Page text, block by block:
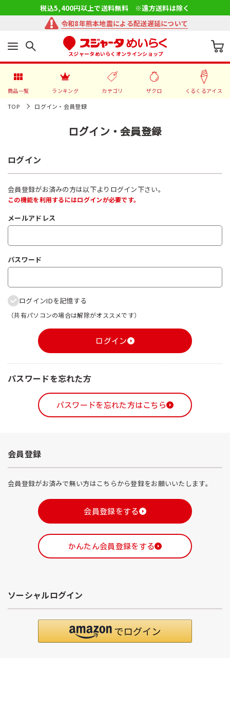
税込5,400円以上で送料無料 ※遠方送料は除く
令和8年熊本地震による配送遅延について
スジャータめいらくオンラインショップ
商品一覧 ランキング カテゴリ ザクロ くるくるアイス
TOP ログイン・会員登録
ログイン・会員登録
ログイン
会員登録がお済みの方は以下よりログイン下さい。
この機能を利用するにはログインが必要です。
メールアドレス
パスワード
ログインIDを記憶する
（共有パソコンの場合は解除がオススメです）
ログイン
パスワードを忘れた方
パスワードを忘れた方はこちら
会員登録
会員登録がお済みで無い方はこちらから登録をお願いいたします。
会員登録をする
かんたん会員登録をする
ソーシャルログイン